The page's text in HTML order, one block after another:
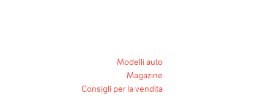
Modelli auto
Magazine
Consigli per la vendita